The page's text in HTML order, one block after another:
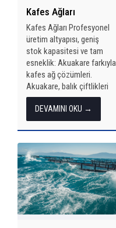
Kafes Ağları
Kafes Ağları Profesyonel
üretim altyapısı, geniş
stok kapasitesi ve tam
esneklik: Akuakare farkıyla
kafes ağ çözümleri.
Akuakare, balık çiftlikleri
için ürettiği yüksek kaliteli
ağlar ile güvenlik, verimlilik
ve dayanıklılığı bir arada
sunar. Milas’taki modern
atölyemizde...
DEVAMINI OKU →